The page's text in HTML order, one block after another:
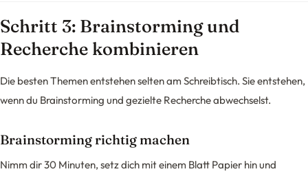
Schritt 3: Brainstorming und
Recherche kombinieren
Die besten Themen entstehen selten am Schreibtisch. Sie entstehen,
wenn du Brainstorming und gezielte Recherche abwechselst.
Brainstorming richtig machen
Nimm dir 30 Minuten, setz dich mit einem Blatt Papier hin und